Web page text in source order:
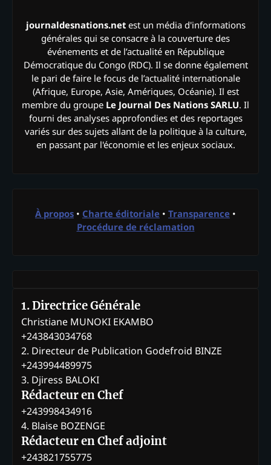
journaldesnations.netest un média d'informations
générales qui se consacre à la couverture des
événements et de l’actualité en République
Démocratique du Congo (RDC). Il se donne également
le pari de faire le focus de l’actualité internationale
(Afrique, Europe, Asie, Amériques, Océanie). Il est
membre du groupe Le Journal Des Nations SARLU. Il
fourni des analyses approfondies et des reportages
variés sur des sujets allant de la politique à la culture,
en passant par l'économie et les enjeux sociaux.
À propos • Charte éditoriale • Transparence •
Procédure de réclamation
1. Directrice Générale
Christiane MUNOKI EKAMBO
+243843034768
2. Directeur de Publication Godefroid BINZE
+243994489975
3. Djiress BALOKI
Rédacteur en Chef
+243998434916
4. Blaise BOZENGE
Rédacteur en Chef adjoint
+243821755775